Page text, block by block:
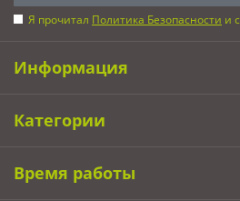
Я прочитал Политика Безопасности и
Информация
Категории
Время работы